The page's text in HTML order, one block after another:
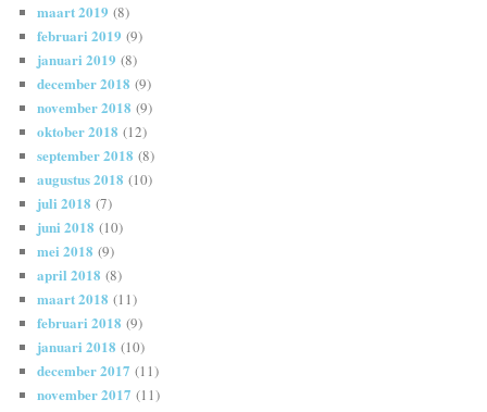
maart 2019 (8)
februari 2019 (9)
januari 2019 (8)
december 2018 (9)
november 2018 (9)
oktober 2018 (12)
september 2018 (8)
augustus 2018 (10)
juli 2018 (7)
juni 2018 (10)
mei 2018 (9)
april 2018 (8)
maart 2018 (11)
februari 2018 (9)
januari 2018 (10)
december 2017 (11)
november 2017 (11)